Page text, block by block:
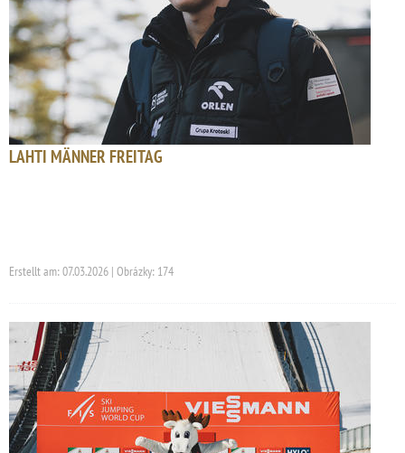
LAHTI MÄNNER FREITAG
Erstellt am: 07.03.2026 | Obrázky: 174